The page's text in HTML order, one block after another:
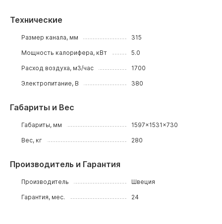
Технические
Размер канала, мм 315
Мощность калорифера, кВт 5.0
Расход воздуха, м3/час 1700
Электропитание, В 380
Габариты и Вес
Габариты, мм 1597x1531x730
Вес, кг 280
Производитель и Гарантия
Производитель Швеция
Гарантия, мес. 24